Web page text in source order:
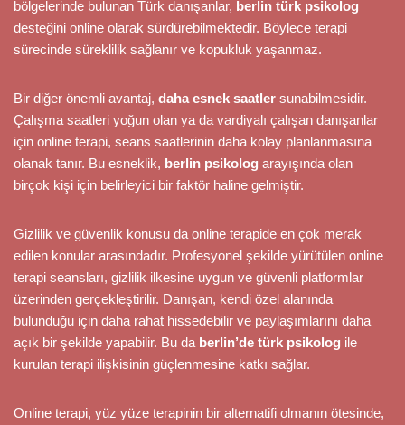
bölgelerinde bulunan Türk danışanlar, berlin türk psikolog
desteğini online olarak sürdürebilmektedir. Böylece terapi
sürecinde süreklilik sağlanır ve kopukluk yaşanmaz.
Bir diğer önemli avantaj, daha esnek saatler sunabilmesidir.
Çalışma saatleri yoğun olan ya da vardiyalı çalışan danışanlar
için online terapi, seans saatlerinin daha kolay planlanmasına
olanak tanır. Bu esneklik, berlin psikolog arayışında olan
birçok kişi için belirleyici bir faktör haline gelmiştir.
Gizlilik ve güvenlik konusu da online terapide en çok merak
edilen konular arasındadır. Profesyonel şekilde yürütülen online
terapi seansları, gizlilik ilkesine uygun ve güvenli platformlar
üzerinden gerçekleştirilir. Danışan, kendi özel alanında
bulunduğu için daha rahat hissedebilir ve paylaşımlarını daha
açık bir şekilde yapabilir. Bu da berlin’de türk psikolog ile
kurulan terapi ilişkisinin güçlenmesine katkı sağlar.
Online terapi, yüz yüze terapinin bir alternatifi olmanın ötesinde,